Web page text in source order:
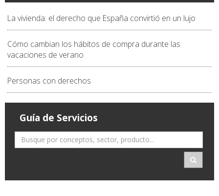
La vivienda: el derecho que España convirtió en un lujo
Cómo cambian los hábitos de compra durante las
vacaciones de verano
Personas con derechos
Guía de Servicios